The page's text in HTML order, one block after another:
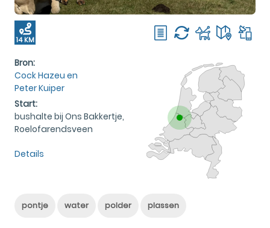
14 KM
Bron:
Cock Hazeu en
Peter Kuiper
Start:
bushalte bij Ons Bakkertje,
Roelofarendsveen
Details
pontje water polder plassen